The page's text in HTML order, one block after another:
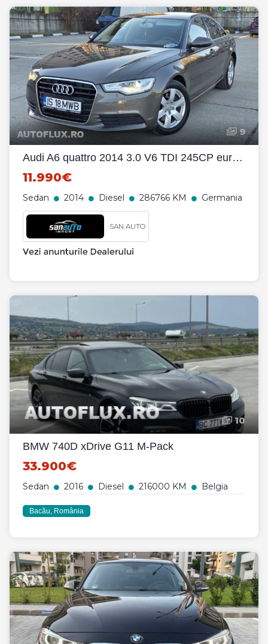
9
Audi A6 quattro 2014 3.0 V6 TDI 245CP euro 5 automata / RATE / LIVRARE
11.990€
Sedan 2014 Diesel 286766 KM Germania
SAN AUTO
10
BMW 740D xDrive G11 M-Pack
33.900€
Sedan 2016 Diesel 216000 KM Belgia
Bacău, România